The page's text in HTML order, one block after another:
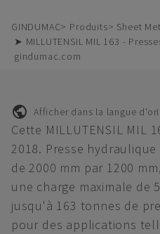
GINDUMAC Produits
Sheet
➤ MILLUTENSIL MIL 163 -
gindumac.com
Afficher dans la langue
Cette MILLUTENSIL MIL
2018. Presse
de 2000 mm par 1200
une charge maximale de
jusqu'à 163 tonnes de
pour des applications